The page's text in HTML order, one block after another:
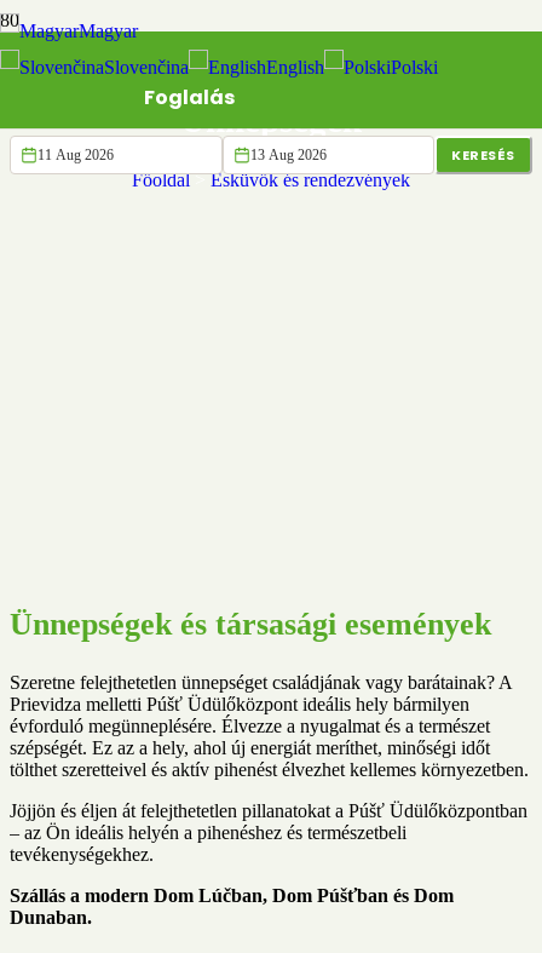
KERESÉS
Magyar
Slovenčina
English Polski
Foglalás
Ünnepségek
Főoldal>Esküvők és rendezvények
Ünnepségek és társasági események
Szeretne felejthetetlen ünnepséget családjának vagy barátainak?A
Prievidza melletti Púšť Üdülőközpont ideális hely bármilyen
évforduló megünneplésére. Élvezze a nyugalmat és a természet
szépségét. Ez az a hely, ahol új energiát meríthet, minőségi időt
tölthet szeretteivel és aktív pihenést élvezhet kellemes környezetben.
Jöjjön és éljen át felejthetetlen pillanatokat a Púšť Üdülőközpontban
– az Ön ideális helyén a pihenéshez és természetbeli
tevékenységekhez.
Szállás a modern Dom Lúčban, Dom Púšťban és Dom
Dunaban.